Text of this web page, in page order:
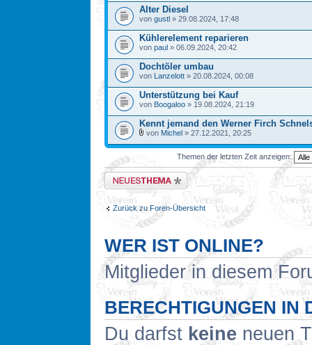
Alter Diesel
von gustl » 29.08.2024, 17:48
Kühlerelement reparieren
von paul » 06.09.2024, 20:42
Dochtöler umbau
von Lanzelott » 20.08.2024, 00:08
Unterstützung bei Kauf
von Boogaloo » 19.08.2024, 21:19
Kennt jemand den Werner Firch
von Michel » 27.12.2021, 20:25
Themen der letzten Zeit anzeigen:
Neues Thema erstellen
Zurück zu Foren-Übersicht
WER IST ONLINE?
Mitglieder in diesem
BERECHTIGUNGEN IN
Du darfst keine neuen